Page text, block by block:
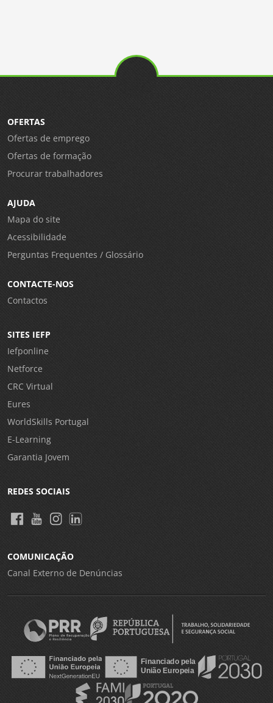
OFERTAS
Ofertas de emprego
Ofertas de formação
Procurar trabalhadores
AJUDA
Mapa do site
Acessibilidade
Perguntas Frequentes / Glossário
CONTACTE-NOS
Contactos
SITES IEFP
Iefponline
Netforce
CRC Virtual
Eures
WorldSkills Portugal
E-Learning
Garantia Jovem
REDES SOCIAIS
COMUNICAÇÃO
Canal Externo de Denúncias